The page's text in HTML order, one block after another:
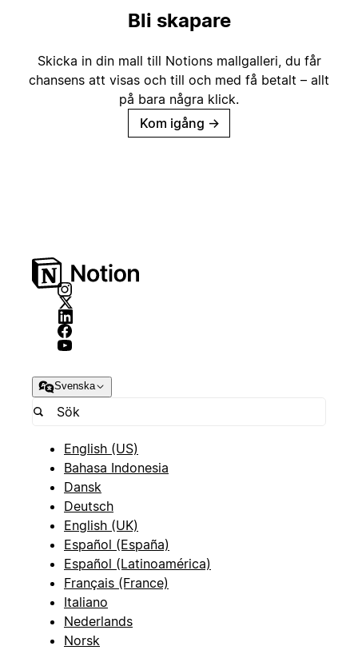
Bli skapare
Skicka in din mall till Notions mallgalleri, du får
chansens att visas och till och med få betalt – allt
på bara några klick.
Kom igång →
Svenska
English (US)
Bahasa Indonesia
Dansk
Deutsch
English (UK)
Español (España)
Español (Latinoamérica)
Français (France)
Italiano
Nederlands
Norsk